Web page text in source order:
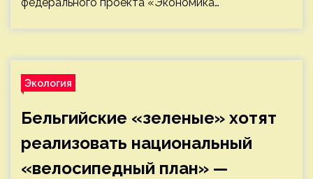
Экология
Бельгийские «зеленые» хотят
реализовать национальный
«велосипедный план» —